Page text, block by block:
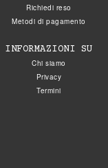
Richiedi reso
Metodi di pagamento
INFORMAZIONI SU
Chi siamo
Privacy
Termini